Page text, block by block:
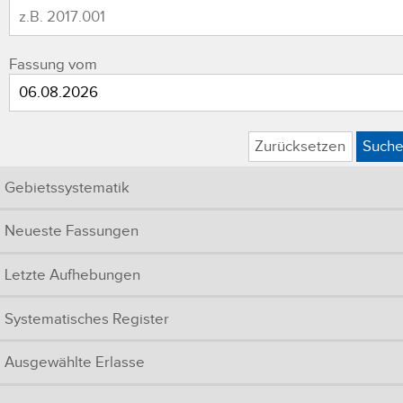
Fassung vom
Zurücksetzen
Gebietssystematik
Neueste Fassungen
Letzte Aufhebungen
Systematisches Register
Ausgewählte Erlasse